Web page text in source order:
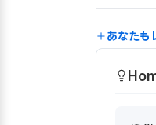
あなたも